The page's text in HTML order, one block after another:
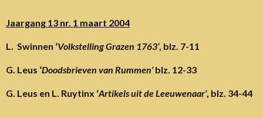
Jaargang 13 nr. 1 maart 2004
L. Swinnen ‘Volkstelling Grazen 1763’, blz. 7-11
G. Leus ‘Doodsbrieven van Rummen’blz. 12-33
G. Leus en L. Ruytinx ‘Artikels uit de Leeuwenaar’, blz. 34-44